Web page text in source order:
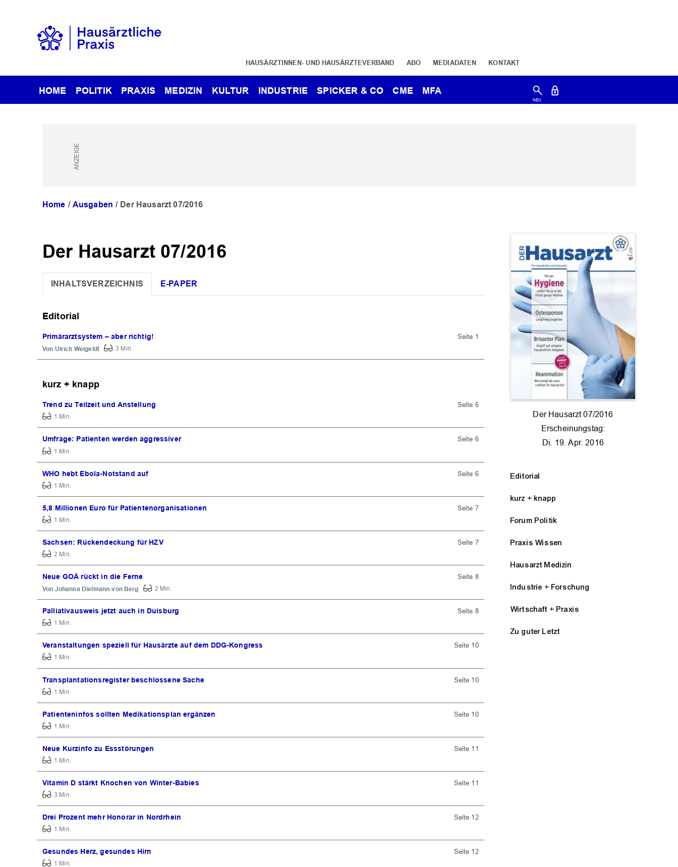
HAUSÄRZTINNEN- UND HAUSÄRZTEVERBAND ABO MEDIADATEN KONTAKT
HOME POLITIK PRAXIS MEDIZIN KULTUR INDUSTRIE SPICKER & CO CME MFA
Home Ausgaben Der Hausarzt 07/2016
Der Hausarzt 07/2016
INHALTSVERZEICHNIS E-PAPER
Editorial
Primärarztsystem – aber richtig!
Seite 1
Ulrich Weigeldt
3 Min.
kurz + knapp
Trend zu Teilzeit und Anstellung Seite 6
1 Min.
Umfrage: Patienten werden aggressiver Seite 6
1 Min.
WHO hebt Ebola-Notstand auf Seite 6
1 Min.
5,8 Millionen Euro für Patientenorganisationen Seite 7
1 Min.
Sachsen: Rückendeckung für HZV Seite 7
2 Min.
Neue GOÄ rückt in die Ferne
Seite 8
Johanna Dielmann-von Berg
2 Min.
Palliativausweis jetzt auch in Duisburg Seite 8
1 Min.
Veranstaltungen speziell für Hausärzte auf dem DDG-Kongress Seite 10
1 Min.
Transplantationsregister beschlossene Sache Seite 10
1 Min.
Patienteninfos sollten Medikationsplan ergänzen Seite 10
1 Min.
Neue Kurzinfo zu Essstörungen Seite 11
1 Min.
Vitamin D stärkt Knochen von Winter-Babies Seite 11
3 Min.
Drei Prozent mehr Honorar in Nordrhein Seite 12
1 Min.
Gesundes Herz, gesundes Hirn Seite 12
1 Min.
Der Hausarzt 07/2016
Erscheinungstag:
Di. 19. Apr. 2016
Editorial
kurz + knapp
Forum Politik
Praxis Wissen
Hausarzt Medizin
Industrie + Forschung
Wirtschaft + Praxis
Zu guter Letzt